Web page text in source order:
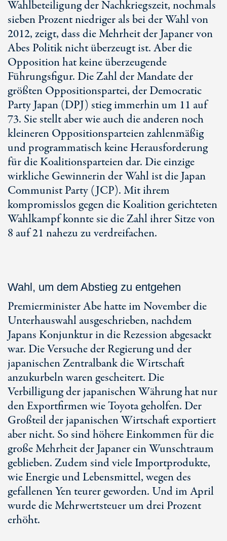
Wahlbeteiligung der Nachkriegszeit, nochmals
sieben Prozent niedriger als bei der Wahl von
2012, zeigt, dass die Mehrheit der Japaner von
Abes Politik nicht überzeugt ist. Aber die
Opposition hat keine überzeugende
Führungsfigur. Die Zahl der Mandate der
größten Oppositionspartei, der Democratic
Party Japan (DPJ) stieg immerhin um 11 auf
73. Sie stellt aber wie auch die anderen noch
kleineren Oppositionsparteien zahlenmäßig
und programmatisch keine Herausforderung
für die Koalitionsparteien dar. Die einzige
wirkliche Gewinnerin der Wahl ist die Japan
Communist Party (JCP). Mit ihrem
kompromisslos gegen die Koalition gerichteten
Wahlkampf konnte sie die Zahl ihrer Sitze von
8 auf 21 nahezu zu verdreifachen.
Wahl, um dem Abstieg zu entgehen
Premierminister Abe hatte im November die
Unterhauswahl ausgeschrieben, nachdem
Japans Konjunktur in die Rezession abgesackt
war. Die Versuche der Regierung und der
japanischen Zentralbank die Wirtschaft
anzukurbeln waren gescheitert. Die
Verbilligung der japanischen Währung hat nur
den Exportfirmen wie Toyota geholfen. Der
Großteil der japanischen Wirtschaft exportiert
aber nicht. So sind höhere Einkommen für die
große Mehrheit der Japaner ein Wunschtraum
geblieben. Zudem sind viele Importprodukte,
wie Energie und Lebensmittel, wegen des
gefallenen Yen teurer geworden. Und im April
wurde die Mehrwertsteuer um drei Prozent
erhöht.